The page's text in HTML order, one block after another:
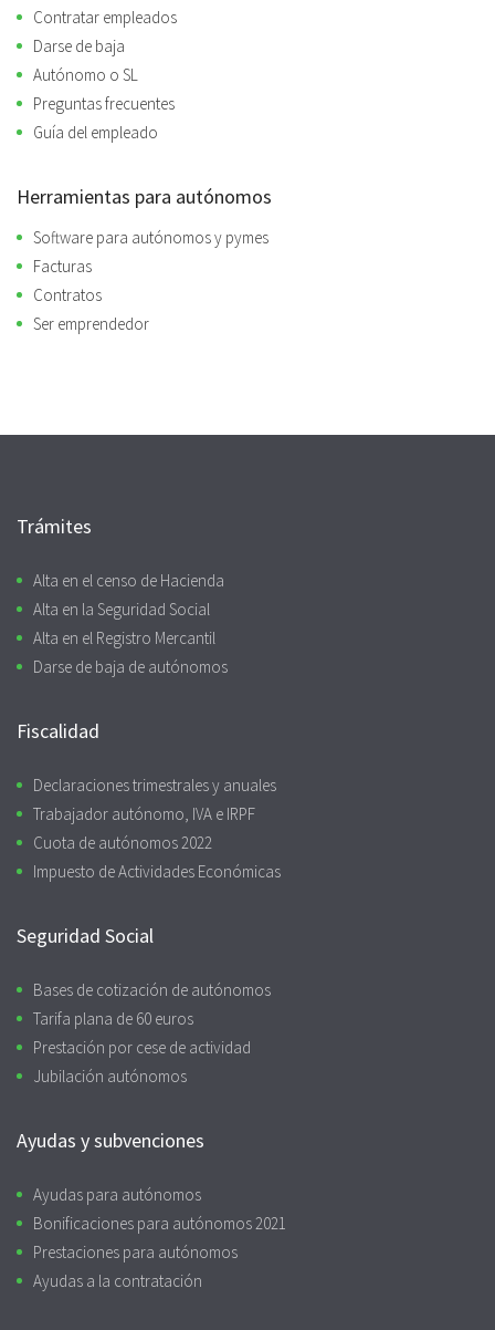
Contratar empleados
Darse de baja
Autónomo o SL
Preguntas frecuentes
Guía del empleado
Herramientas para autónomos
Software para autónomos y pymes
Facturas
Contratos
Ser emprendedor
Trámites
Alta en el censo de Hacienda
Alta en la Seguridad Social
Alta en el Registro Mercantil
Darse de baja de autónomos
Fiscalidad
Declaraciones trimestrales y anuales
Trabajador autónomo, IVA e IRPF
Cuota de autónomos 2022
Impuesto de Actividades Económicas
Seguridad Social
Bases de cotización de autónomos
Tarifa plana de 60 euros
Prestación por cese de actividad
Jubilación autónomos
Ayudas y subvenciones
Ayudas para autónomos
Bonificaciones para autónomos 2021
Prestaciones para autónomos
Ayudas a la contratación